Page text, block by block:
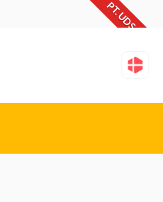
vs Sevilla
PT. UDSOLGT